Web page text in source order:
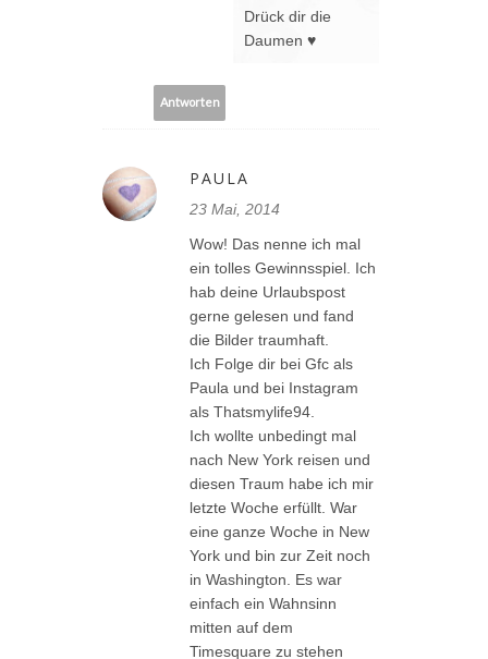
Drück dir die
Daumen ♥
Antworten
PAULA
23 Mai, 2014
Wow! Das nenne ich mal
ein tolles Gewinnsspiel. Ich
hab deine Urlaubspost
gerne gelesen und fand
die Bilder traumhaft.
Ich Folge dir bei Gfc als
Paula und bei Instagram
als Thatsmylife94.
Ich wollte unbedingt mal
nach New York reisen und
diesen Traum habe ich mir
letzte Woche erfüllt. War
eine ganze Woche in New
York und bin zur Zeit noch
in Washington. Es war
einfach ein Wahnsinn
mitten auf dem
Timesquare zu stehen